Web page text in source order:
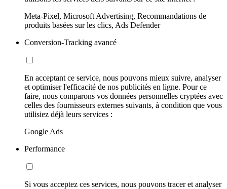
Meta-Pixel, Microsoft Advertising, Recommandations de
produits basées sur les clics, Ads Defender
Conversion-Tracking avancé
En acceptant ce service, nous pouvons mieux suivre, analyser
et optimiser l'efficacité de nos publicités en ligne. Pour ce
faire, nous comparons vos données personnelles cryptées avec
celles des fournisseurs externes suivants, à condition que vous
utilisiez déjà leurs services :
Google Ads
Performance
Si vous acceptez ces services, nous pouvons tracer et analyser